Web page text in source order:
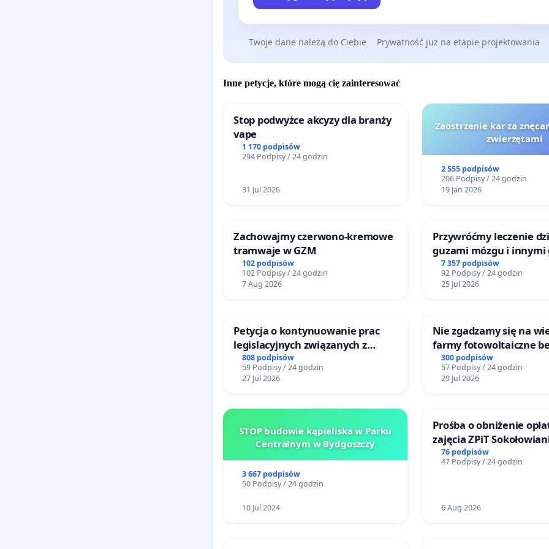
Twoje dane należą do Ciebie Prywatność już na etapie projektowania
Inne petycje, które mogą cię zainteresować
Stop podwyżce akcyzy dla branży
vape
1 170 podpisów
294 Podpisy / 24 godzin
31 Jul 2026
Zaostrzenie kar za
zwierzętami
2 555 podpisów
206 Podpisy / 24 godzin
19 Jan 2026
Zachowajmy czerwono-kremowe
tramwaje w GZM
102 podpisów
102 Podpisy / 24 godzin
7 Aug 2026
Przywróćmy leczenie
guzami mózgu i innymi
litymi do
Centrum Zdrowia
Katowicach
7 357 podpisów
92 Podpisy / 24 godzin
25 Jul 2026
Petycja o kontynuowanie prac
legislacyjnych związanych z
reformą prawa rodzinnego
808 podpisów
59 Podpisy / 24 godzin
27 Jul 2026
Nie zgadzamy się na
farmy fotowoltaiczne
rzetelnych analiz i
mieszkańców
300 podpisów
57 Podpisy / 24 godzin
29 Jul 2026
STOP budowie kąpieliska w Parku
Centralnym w Bydgoszczy
3 667 podpisów
50 Podpisy / 24 godzin
10 Jul 2024
Prośba o obniżenie
zajęcia ZPiT
Sokołowskim Ośrodku
76 podpisów
47 Podpisy / 24 godzin
6 Aug 2026